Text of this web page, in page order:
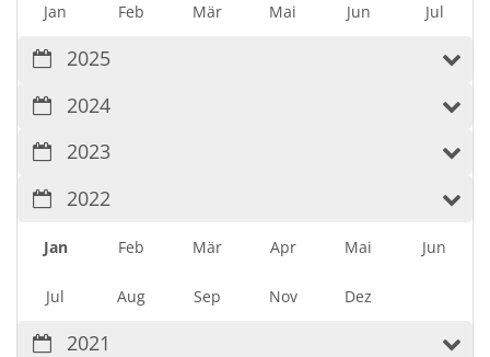
Jan Feb Mär Mai Jun Jul
2025
2024
2023
2022
Jan Feb Mär Apr Mai Jun
Jul Aug Sep Nov Dez
2021